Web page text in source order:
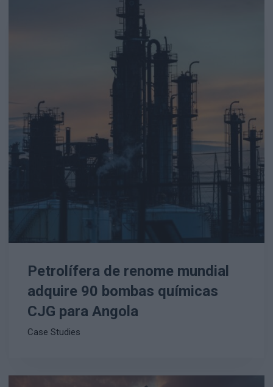
Petrolífera de renome mundial
adquire 90 bombas químicas
CJG para Angola
Case Studies